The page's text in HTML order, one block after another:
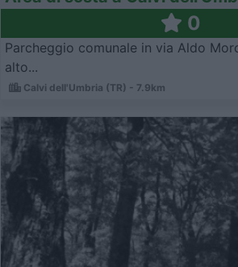
0
Parcheggio comunale in via Aldo
alto...
Calvi dell'Umbria (TR) - 7.9km